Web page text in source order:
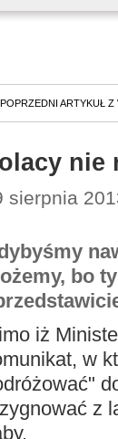
POPRZEDNI ARTYKUŁ Z
nie
sierpnia
bo
iż
w
z